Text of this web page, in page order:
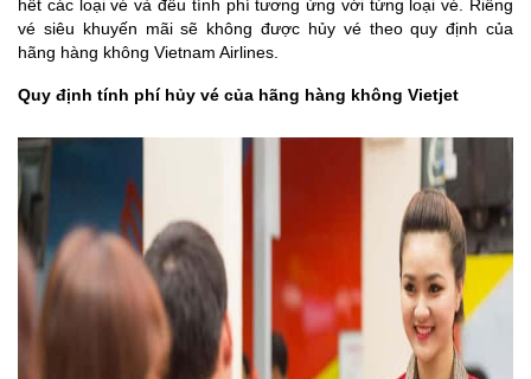
hết các loại vé và đều tính phí tương ứng với từng loại vé. Riêng
vé siêu khuyến mãi sẽ không được hủy vé theo quy định của
hãng hàng không Vietnam Airlines.
Quy định tính phí hủy vé của hãng hàng không Vietjet